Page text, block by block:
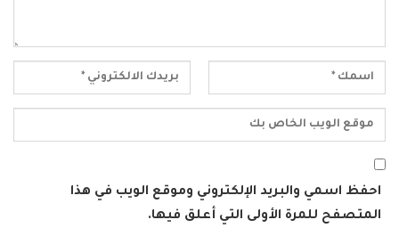
احفظ اسمي والبريد الإلكتروني وموقع الويب في هذا
المتصفح للمرة الأولى التي أعلق فيها.